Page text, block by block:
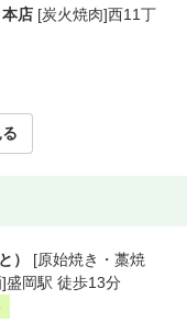
店 [炭火焼肉]西11丁
）
[原始焼き・藁焼
盛岡駅 徒歩13分